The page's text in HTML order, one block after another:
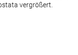
vergrößert.